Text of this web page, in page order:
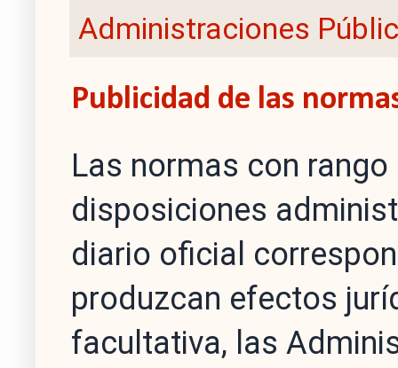
Administraciones
Publicidad de las
Las normas con
disposiciones
diario oficial
produzcan efectos
facultativa, las